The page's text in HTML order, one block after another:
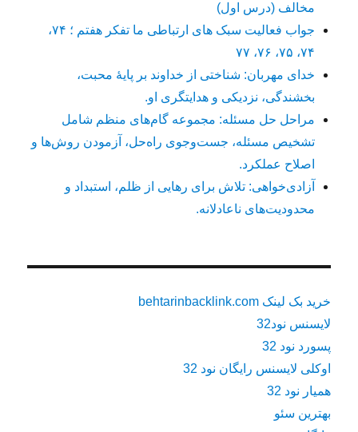
مخالف (درس اول)
جواب فعالیت سبک های ارتباطی ما تفکر هفتم ؛ ۷۴،
۷۴، ۷۵، ۷۶، ۷۷
خدای مهربان: شناختی از خداوند بر پایهٔ محبت،
بخشندگی، نزدیکی و هدایتگری او.
مراحل حل مسئله: مجموعه گام‌های منظم شامل
تشخیص مسئله، جست‌وجوی راه‌حل، آزمودن روش‌ها و
اصلاح عملکرد.
آزادی‌خواهی: تلاش برای رهایی از ظلم، استبداد و
محدودیت‌های ناعادلانه.
خرید بک لینک behtarinbacklink.com
لایسنس نود32
پسورد نود 32
اوکلی لایسنس رایگان نود 32
همیار نود 32
بهترین سئو